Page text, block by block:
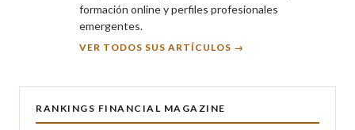
formación online y perfiles profesionales
emergentes.
VER TODOS SUS ARTÍCULOS →
RANKINGS FINANCIAL MAGAZINE